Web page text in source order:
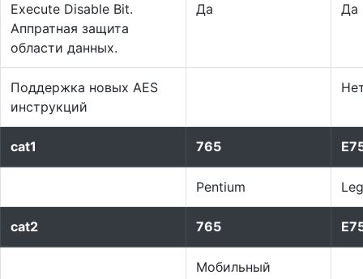
Execute Disable Bit.
Аппратная защита
области данных.
Да Да
Поддержка новых AES
инструкций
cat1 765
Pentium
cat2 765
Мобильный